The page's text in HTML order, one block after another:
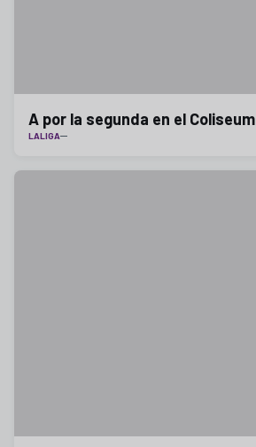
A por la segunda en el Coliseum
LALIGA